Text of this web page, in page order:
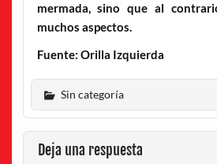
mermada, sino que al
muchos aspectos.
Fuente: Orilla Izquierda
Sin categoría
Deja una respuesta